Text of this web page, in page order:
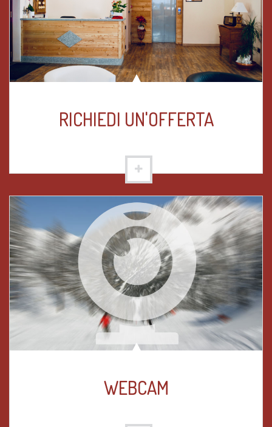
RICHIEDI UN'OFFERTA
WEBCAM